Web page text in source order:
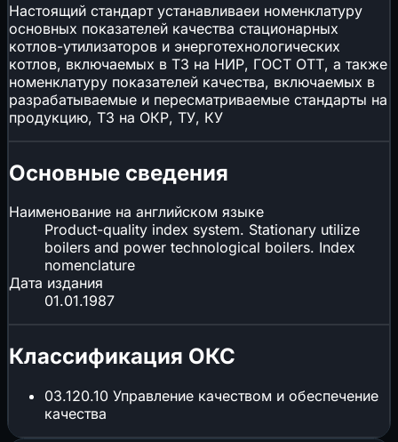
Настоящий стандарт устанавливаеи номенклатуру
основных показателей качества стационарных
котлов-утилизаторов и энерготехнологических
котлов, включаемых в ТЗ на НИР, ГОСТ ОТТ, а также
номенклатуру показателей качества, включаемых в
разрабатываемые и пересматриваемые стандарты на
продукцию, ТЗ на ОКР, ТУ, КУ
Основные сведения
Наименование на английском языке
Product-quality index system. Stationary utilize
boilers and power technological boilers. Index
nomenclature
Дата издания
01.01.1987
Классификация ОКС
03.120.10 Управление качеством и обеспечение
качества